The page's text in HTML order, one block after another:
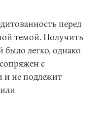
перед
темой. Получить
легко, однако
с
и не подлежит